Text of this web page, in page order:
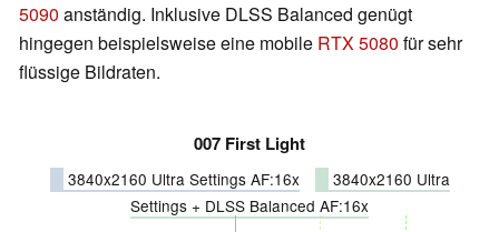
5090 anständig. Inklusive DLSS Balanced genügt
hingegen beispielsweise eine mobile RTX 5080 für sehr
flüssige Bildraten.
007 First Light
3840x2160 Ultra Settings AF:16x
3840x2160 Ultra
Settings + DLSS Balanced AF:16x